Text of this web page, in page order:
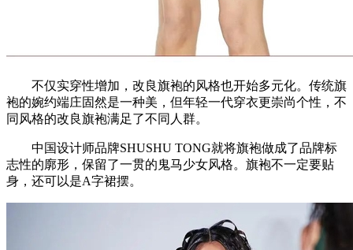
不仅实穿性增加，改良旗袍的风格也开始多元化。传统旗
袍的婉约端庄固然是一种美，但年轻一代穿衣更崇尚个性，不
同风格的改良旗袍满足了不同人群。
中国设计师品牌SHUSHU TONG就将旗袍做成了品牌标
志性的廓形，保留了一贯的鬼马少女风格。旗袍不一定要贴
身，还可以是A字裙摆。